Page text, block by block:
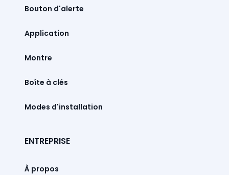
Bouton d'alerte
Montre
Boîte à clés
Modes d'installation
ENTREPRISE
À propos